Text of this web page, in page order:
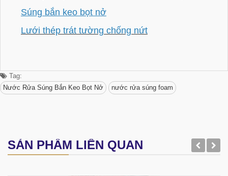
Súng bắn keo bọt nở
Lưới thép trát tường chống nứt
Tag:
Nước Rửa Súng Bắn Keo Bọt Nở
nước rửa súng foam
SẢN PHẨM LIÊN QUAN